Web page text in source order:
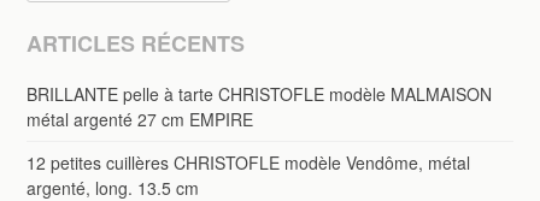
ARTICLES RÉCENTS
BRILLANTE pelle à tarte CHRISTOFLE modèle MALMAISON
métal argenté 27 cm EMPIRE
12 petites cuillères CHRISTOFLE modèle Vendôme, métal
argenté, long. 13.5 cm